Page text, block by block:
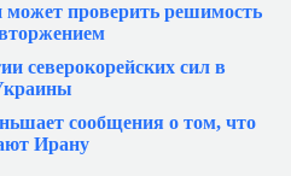
проверить решимость
северокорейских сил в
сообщения о том, что
Ирану